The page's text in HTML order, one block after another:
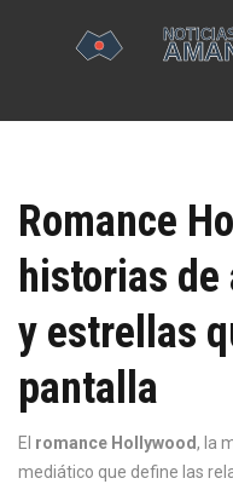
Romance
historias
y estrellas
pantalla
El romance Hollywood, la
mediático que define las